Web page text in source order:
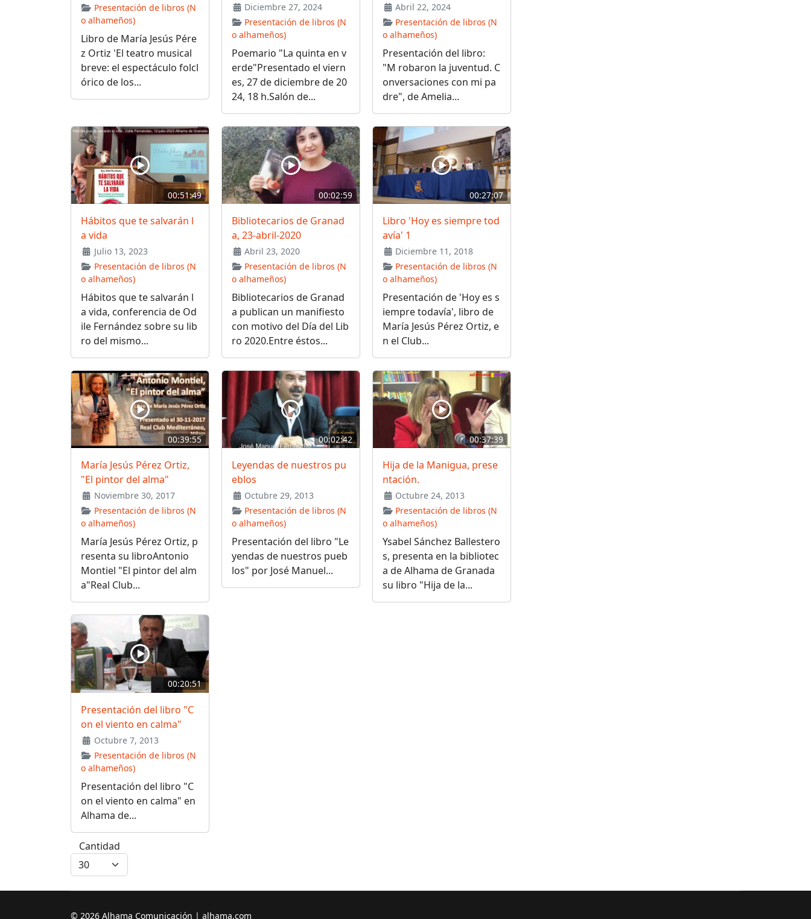
Presentación de libros (N
o alhameños)
Libro de María Jesús Pére
z Ortiz 'El teatro musical
breve: el espectáculo folcl
órico de los...
Diciembre 27, 2024
Presentación de libros (N
o alhameños)
Poemario "La quinta en v
erde"Presentado el viern
es, 27 de diciembre de 20
24, 18 h.Salón de...
Abril 22, 2024
Presentación de libros (N
o alhameños)
Presentación del libro:
"M robaron la juventud. C
onversaciones con mi pa
dre", de Amelia...
00:51:49
Hábitos que te salvarán l
a vida
Julio 13, 2023
Presentación de libros (N
o alhameños)
Hábitos que te salvarán l
a vida, conferencia de Od
ile Fernández sobre su lib
ro del mismo...
00:02:59
Bibliotecarios de Granad
a, 23-abril-2020
Abril 23, 2020
Presentación de libros (N
o alhameños)
Bibliotecarios de Granad
a publican un manifiesto
con motivo del Día del Lib
ro 2020.Entre éstos...
00:27:07
Libro 'Hoy es siempre tod
avía' 1
Diciembre 11, 2018
Presentación de libros (N
o alhameños)
Presentación de 'Hoy es s
iempre todavía', libro de
María Jesús Pérez Ortiz, e
n el Club...
00:39:55
María Jesús Pérez Ortiz,
"El pintor del alma"
Noviembre 30, 2017
Presentación de libros (N
o alhameños)
María Jesús Pérez Ortiz, p
resenta su libroAntonio
Montiel "El pintor del alm
a"Real Club...
00:02:42
Leyendas de nuestros pu
eblos
Octubre 29, 2013
Presentación de libros (N
o alhameños)
Presentación del libro "Le
yendas de nuestros pueb
los" por José Manuel...
00:37:39
Hija de la Manigua, prese
ntación.
Octubre 24, 2013
Presentación de libros (N
o alhameños)
Ysabel Sánchez Ballestero
s, presenta en la bibliotec
a de Alhama de Granada
su libro "Hija de la...
00:20:51
Presentación del libro "C
on el viento en calma"
Octubre 7, 2013
Presentación de libros (N
o alhameños)
Presentación del libro "C
on el viento en calma" en
Alhama de...
Cantidad
© 2026 Alhama Comunicación | alhama.com